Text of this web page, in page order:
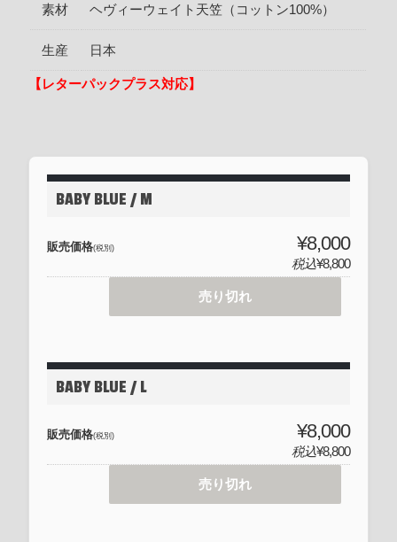
素材 ヘヴィーウェイト天笠（コットン100%）
生産 日本
【レターパックプラス対応】
BABY BLUE / M
販売価格(税別) ¥8,000
税込¥8,800
売り切れ
BABY BLUE / L
販売価格(税別) ¥8,000
税込¥8,800
売り切れ